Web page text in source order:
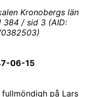
Kronobergs län
384 / sid 3 (AID:
0382503)
06-15
på Lars